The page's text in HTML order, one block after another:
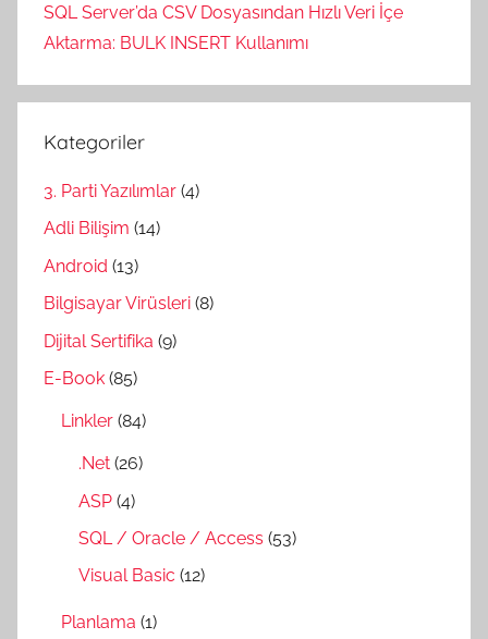
SQL Server’da CSV Dosyasından Hızlı Veri İçe
Aktarma: BULK INSERT Kullanımı
Kategoriler
3. Parti Yazılımlar (4)
Adli Bilişim (14)
Android (13)
Bilgisayar Virüsleri (8)
Dijital Sertifika (9)
E-Book (85)
Linkler (84)
.Net (26)
ASP (4)
SQL / Oracle / Access (53)
Visual Basic (12)
Planlama (1)